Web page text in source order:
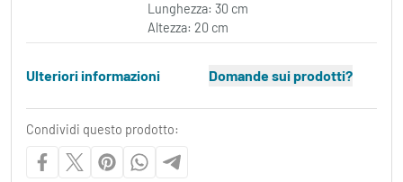
Lunghezza: 30 cm
Altezza: 20 cm
Ulteriori informazioni Domande sui prodotti?
Condividi questo prodotto: